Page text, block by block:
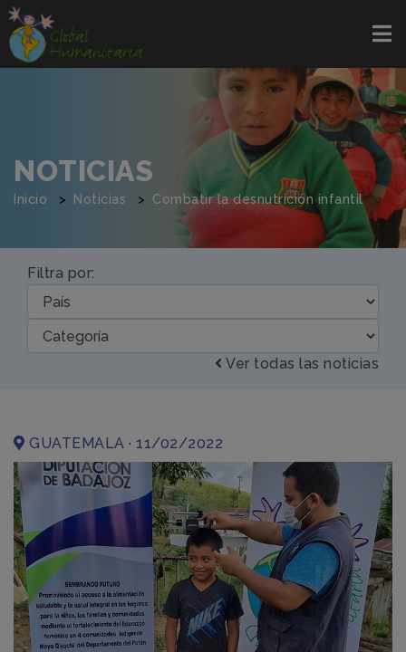
NOTICIAS
Inicio Noticias Combatir la desnutrición infantil
Filtra por:
Ver todas las noticias
GUATEMALA · 11/02/2022